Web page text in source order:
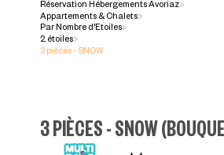
Réservation Hébergements Avoriaz>
Appartements & Chalets>
Par Nombre d'Etoiles>
2 étoiles>
3 pièces - SNOW
3 PIÈCES - SNOW(